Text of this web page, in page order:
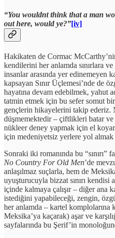
“You wouldnt think that a man
out here, would ye?”[iv]
Hakikaten de Cormac
kendilerini her anlamda sınırlara
insanlar arasında yer edinemeyen
kapsayan Sınır Üçlemesi’nde de
hayatına devam edebilmek, yahut
tatmin etmek için bu sefer somut bir
gençlerin hikayelerini takip ederiz.
düşmemektedir – çiftlikleri batar ve
nükleer deney yapmak için el
için medeniyetsiz yerlere yol almak
Sonraki iki romanında bu “sınırı”
No Country For Old Men’de
anlaşılmaz suçlarla, hem de
uyuşturucuyla bizzat sınırı kendisi
içinde kalmaya çalışır – diğer ana
istediğini yapabileceği, zengin,
her anlamda – kartel komplolarına
Meksika’ya kaçarak) aşar ve
sayfalarında bu Şerif’in